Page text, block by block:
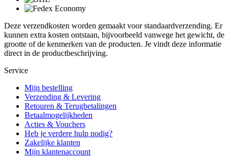
Deze verzendkosten worden gemaakt voor standaardverzending. Er
kunnen extra kosten ontstaan, bijvoorbeeld vanwege het gewicht, de
grootte of de kenmerken van de producten. Je vindt deze informatie
direct in de productbeschrijving.
Service
Mijn bestelling
Verzending & Levering
Retouren & Terugbetalingen
Betaalmogelijkheden
Acties & Vouchers
Heb je verdere hulp nodig?
Zakelijke klanten
Mijn klantenaccount